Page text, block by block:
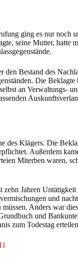
ging es nur noch
seine Mutter, hatte
Bestand des
Die Beklagte
an Verwaltungs-
des Klägers. Die
Außerdem
Miterben waren,
Jahren
und
Anders war
und
zum Todestag